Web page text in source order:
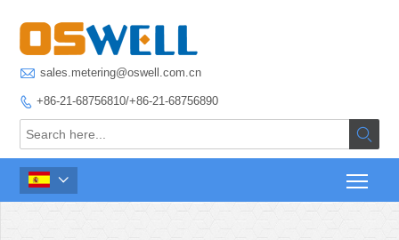
 sales.metering@oswell.com.cn
 +86-21-68756810/+86-21-68756890

